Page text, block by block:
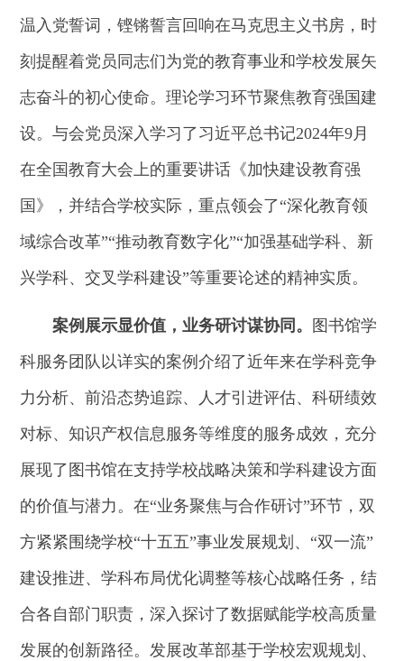
温入党誓词，铿锵誓言回响在马克思主义书房，时
刻提醒着党员同志们为党的教育事业和学校发展矢
志奋斗的初心使命。理论学习环节聚焦教育强国建
设。与会党员深入学习了习近平总书记2024年9月
在全国教育大会上的重要讲话《加快建设教育强
国》，并结合学校实际，重点领会了“深化教育领
域综合改革”“推动教育数字化”“加强基础学科、新
兴学科、交叉学科建设”等重要论述的精神实质。
案例展示显价值，业务研讨谋协同。
图书馆学
科服务团队以详实的案例介绍了近年来在学科竞争
力分析、前沿态势追踪、人才引进评估、科研绩效
对标、知识产权信息服务等维度的服务成效，充分
展现了图书馆在支持学校战略决策和学科建设方面
的价值与潜力。在“业务聚焦与合作研讨”环节，双
方紧紧围绕学校“十五五”事业发展规划、“双一流”
建设推进、学科布局优化调整等核心战略任务，结
合各自部门职责，深入探讨了数据赋能学校高质量
发展的创新路径。发展改革部基于学校宏观规划、